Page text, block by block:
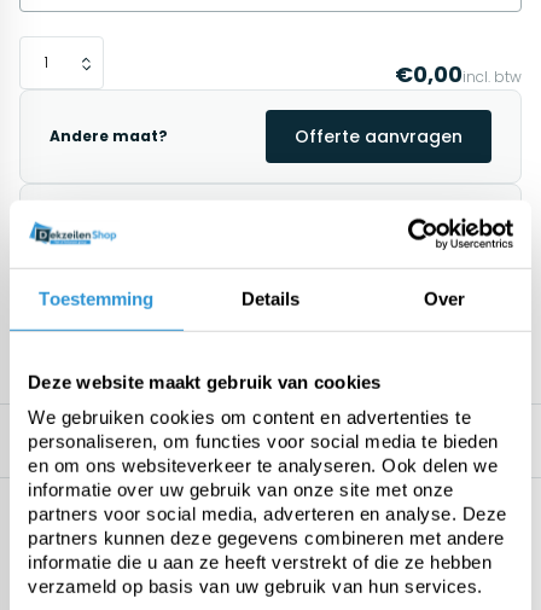
Toestemming Details Over
Deze website maakt gebruik van cookies
We gebruiken cookies om content en advertenties te
personaliseren, om functies voor social media te bieden
en om ons websiteverkeer te analyseren. Ook delen we
informatie over uw gebruik van onze site met onze
partners voor social media, adverteren en analyse. Deze
partners kunnen deze gegevens combineren met andere
informatie die u aan ze heeft verstrekt of die ze hebben
verzameld op basis van uw gebruik van hun services.
€0,00incl. btw
Andere maat? Offerte aanvragen
1-2 weken (maatwerk product)
Afhalen mogelijk in Antwerpen
Retourneren binnen 14 dagen (alleen standaard
producten)
1195+ klanten geven ons een 9.8/10
OmschrijvingGerelateerde producten
Specificaties
Geen specificaties beschikbaar.